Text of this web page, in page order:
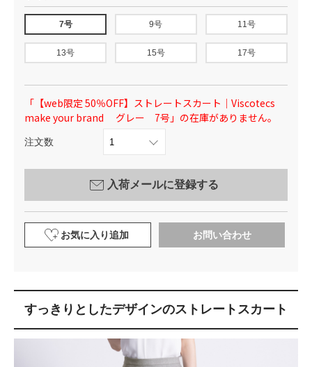
7号 9号 11号
13号 15号 17号
「【web限定 50％OFF】ストレートスカート｜Viscotecs
make your brand グレー 7号」の在庫がありません。
注文数
入荷メールに登録する
お気に入り追加 お問い合わせ
すっきりとしたデザインのストレートスカート